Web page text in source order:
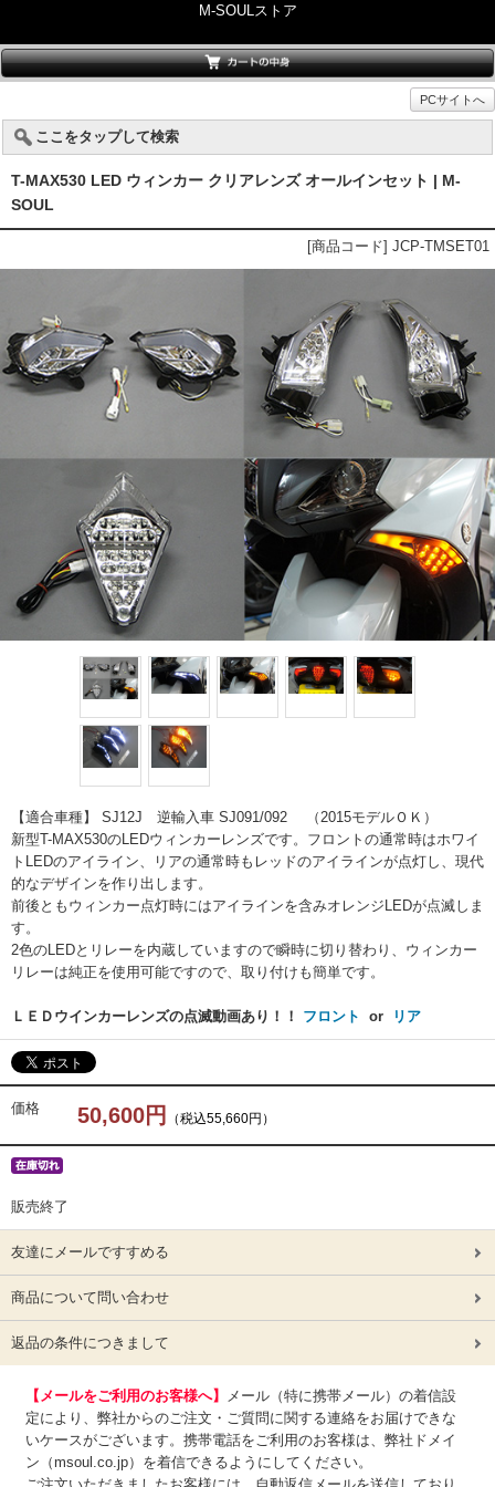
M-SOULストア
PCサイトへ
ここをタップして検索
T-MAX530 LED ウィンカー クリアレンズ オールインセット | M-
SOUL
[商品コード] JCP-TMSET01
【適合車種】 SJ12J 逆輸入車 SJ091/092 （2015モデルＯＫ）
新型T-MAX530のLEDウィンカーレンズです。フロントの通常時はホワイ
トLEDのアイライン、リアの通常時もレッドのアイラインが点灯し、現代
的なデザインを作り出します。
前後ともウィンカー点灯時にはアイラインを含みオレンジLEDが点滅しま
す。
2色のLEDとリレーを内蔵していますので瞬時に切り替わり、ウィンカー
リレーは純正を使用可能ですので、取り付けも簡単です。
ＬＥＤウインカーレンズの点滅動画あり！！ フロント or リア
価格 50,600円 （税込55,660円）
販売終了
友達にメールですすめる
商品について問い合わせ
返品の条件につきまして
【メールをご利用のお客様へ】
メール（特に携帯メール）の着信設
定により、弊社からのご注文・ご質問に関する連絡をお届けできな
いケースがございます。携帯電話をご利用のお客様は、弊社ドメイ
ン（msoul.co.jp）を着信できるようにしてください。